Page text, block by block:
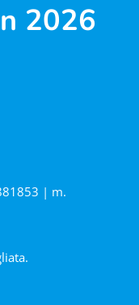
2026
| m.